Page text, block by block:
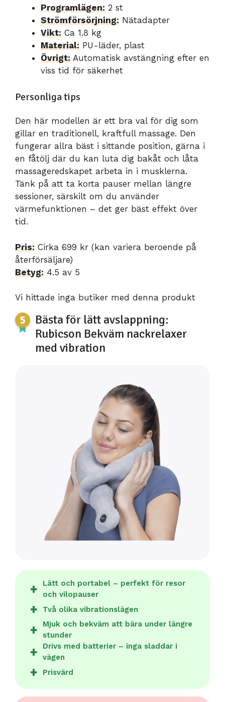
Programlägen: 2 st
Strömförsörjning: Nätadapter
Vikt: Ca 1.8 kg
Material: PU-läder, plast
Övrigt: Automatisk avstängning efter en
viss tid för säkerhet
Personliga tips
Den här modellen är ett bra val för dig som
gillar en traditionell, kraftfull massage. Den
fungerar allra bäst i sittande position, gärna i
en fåtölj där du kan luta dig bakåt och låta
massageredskapet arbeta in i musklerna.
Tänk på att ta korta pauser mellan längre
sessioner, särskilt om du använder
värmefunktionen – det ger bäst effekt över
tid.
Pris: Cirka 699 kr (kan variera beroende på
återförsäljare)
Betyg: 4.5 av 5
Vi hittade inga butiker med denna produkt
Bästa för lätt avslappning:
Rubicson Bekväm nackrelaxer
med vibration
Lätt och portabel – perfekt för resor
och vilopauser
Två olika vibrationslägen
Mjuk och bekväm att bära under längre
stunder
Drivs med batterier – inga sladdar i
vägen
Prisvärd